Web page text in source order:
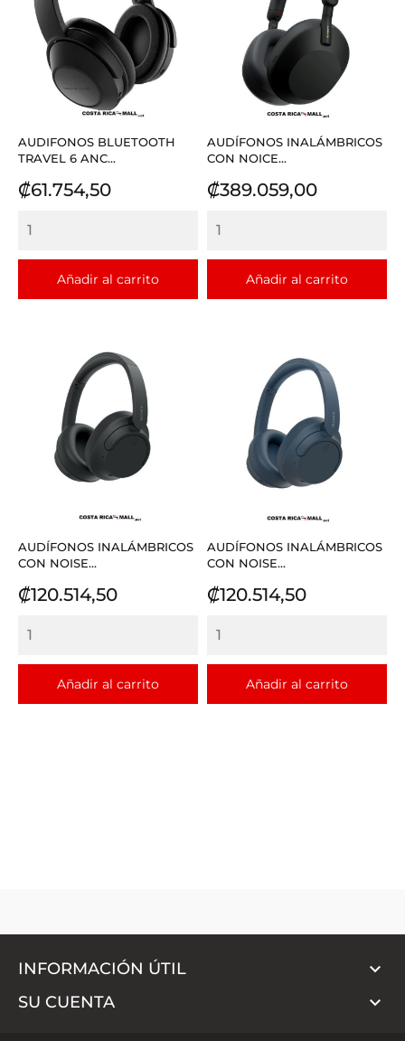
AUDIFONOS BLUETOOTH
TRAVEL 6 ANC...
Precio
₡61.754,50
Añadir al carrito
AUDÍFONOS INALÁMBRICOS
CON NOICE...
Precio
₡389.059,00
Añadir al carrito
AUDÍFONOS INALÁMBRICOS
CON NOISE...
Precio
₡120.514,50
Añadir al carrito
AUDÍFONOS INALÁMBRICOS
CON NOISE...
Precio
₡120.514,50
Añadir al carrito
INFORMACIÓN ÚTIL 
SU CUENTA 